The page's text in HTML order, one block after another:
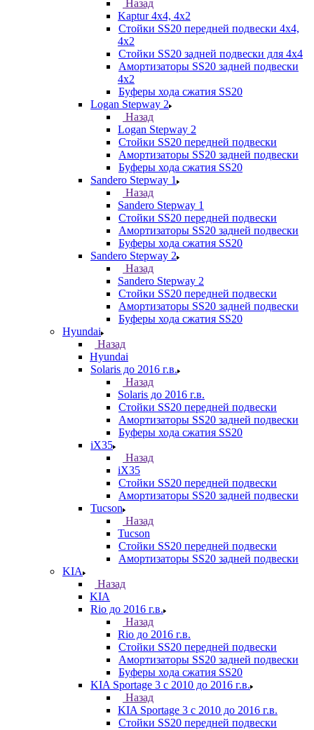
Назад
Kaptur 4х4, 4х2
Стойки SS20 передней подвески 4х4,
4x2
Стойки SS20 задней подвески для 4х4
Амортизаторы SS20 задней подвески
4х2
Буферы хода сжатия SS20
Logan Stepway 2
Назад
Logan Stepway 2
Стойки SS20 передней подвески
Амортизаторы SS20 задней подвески
Буферы хода сжатия SS20
Sandero Stepway 1
Назад
Sandero Stepway 1
Стойки SS20 передней подвески
Амортизаторы SS20 задней подвески
Буферы хода сжатия SS20
Sandero Stepway 2
Назад
Sandero Stepway 2
Стойки SS20 передней подвески
Амортизаторы SS20 задней подвески
Буферы хода сжатия SS20
Hyundai
Назад
Hyundai
Solaris до 2016 г.в.
Назад
Solaris до 2016 г.в.
Стойки SS20 передней подвески
Амортизаторы SS20 задней подвески
Буферы хода сжатия SS20
iX35
Назад
iX35
Стойки SS20 передней подвески
Амортизаторы SS20 задней подвески
Tucson
Назад
Tucson
Стойки SS20 передней подвески
Амортизаторы SS20 задней подвески
KIA
Назад
KIA
Rio до 2016 г.в.
Назад
Rio до 2016 г.в.
Стойки SS20 передней подвески
Амортизаторы SS20 задней подвески
Буферы хода сжатия SS20
KIA Sportage 3 с 2010 до 2016 г.в.
Назад
KIA Sportage 3 с 2010 до 2016 г.в.
Стойки SS20 передней подвески